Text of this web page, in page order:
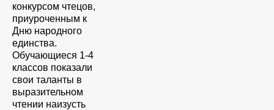
конкурсом чтецов,
приуроченным к
Дню народного
единства.
Обучающиеся 1-4
классов показали
свои таланты в
выразительном
чтении наизусть